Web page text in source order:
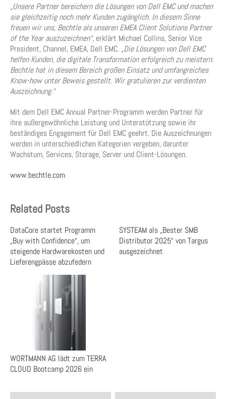
„Unsere Partner bereichern die Lösungen von Dell EMC und machen
sie gleichzeitig noch mehr Kunden zugänglich. In diesem Sinne
freuen wir uns, Bechtle als unseren EMEA Client Solutions Partner
of the Year auszuzeichnen“, erklärt Michael Collins, Senior Vice
President, Channel, EMEA, Dell EMC. „Die Lösungen von Dell EMC
helfen Kunden, die digitale Transformation erfolgreich zu meistern.
Bechtle hat in diesem Bereich großen Einsatz und umfangreiches
Know-how unter Beweis gestellt. Wir gratulieren zur verdienten
Auszeichnung.“
Mit dem Dell EMC Annual Partner-Programm werden Partner für
ihre außergewöhnliche Leistung und Unterstützung sowie ihr
beständiges Engagement für Dell EMC geehrt. Die Auszeichnungen
werden in unterschiedlichen Kategorien vergeben, darunter
Wachstum, Services, Storage, Server und Client-Lösungen.
www.bechtle.com
Related Posts
DataCore startet Programm
„Buy with Confidence“, um
steigende Hardwarekosten und
Lieferengpässe abzufedern
SYSTEAM als „Bester SMB
Distributor 2025“ von Targus
ausgezeichnet
WORTMANN AG lädt zum TERRA
CLOUD Bootcamp 2026 ein